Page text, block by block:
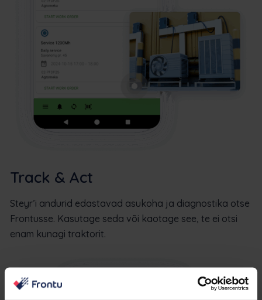
Track & Act
Steyr’i andurid edastavad asukoha ja diagnostika otse
Frontusse. Kasutage seda või kaotage see, te ei otsi
enam kunagi traktorit.